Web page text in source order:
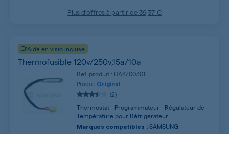
Plus d’offres à partir de 39,37 €
Aide en visio incluse
Thermofusible 120v/250v,15a/10a
Ref. produit : DA4700301F
Produit Original
(2)
Thermostat - Programmateur - Régulateur de
Température pour Réfrigérateur
Marques compatibles : SAMSUNG